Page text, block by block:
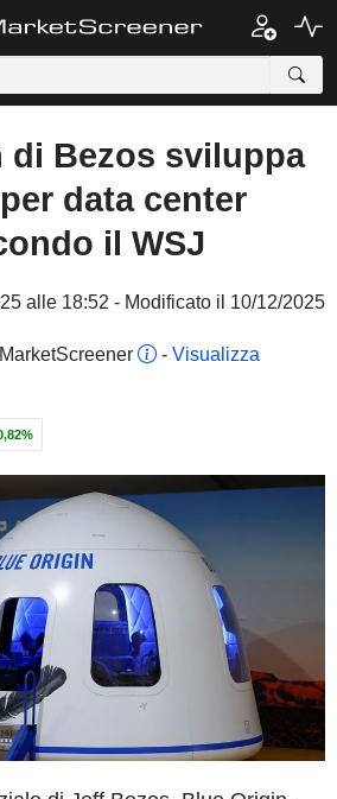
di Bezos sviluppa
data center
il WSJ
alle 18:52 - Modificato il 10/12/2025
- Visualizza